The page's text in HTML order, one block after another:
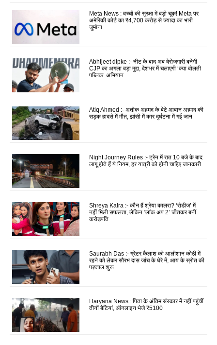
Meta News : बच्चों की सुरक्षा में बड़ी चूक! Meta पर
अमेरिकी कोर्ट का ₹4,700 करोड़ से ज्यादा का भारी
जुर्माना
Abhijeet dipke :- नीट के बाद अब बेरोजगारी बनेगी
CJP का अगला बड़ा मुद्दा, देशभर में चलाएगी ‘क्या बोलती
पब्लिक’ अभियान
Atiq Ahmed :- अतीक अहमद के बेटे आबान अहमद की
सड़क हादसे में मौत, झांसी में कार दुर्घटना में गई जान
Night Journey Rules :- ट्रेन में रात 10 बजे के बाद
लागू होते हैं ये नियम, हर यात्री को होनी चाहिए जानकारी
Shreya Kalra :- कौन हैं श्रेया कालरा? ‘रोडीज’ में
नहीं मिली सफलता, लेकिन ‘लॉक अप 2’ जीतकर बनीं
करोड़पति
Saurabh Das :- ग्रेटर कैलाश की आलीशान कोठी में
रहने को लेकर सौरभ दास जांच के घेरे में, आय के स्रोत की
पड़ताल शुरू
Haryana News : पिता के अंतिम संस्कार में नहीं पहुंचीं
तीनों बेटियां, ऑनलाइन भेजे ₹5100